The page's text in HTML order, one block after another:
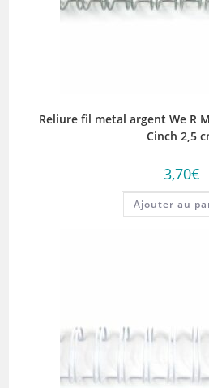
Reliure fil metal argent We R
Cinch 2,5
3,70€
Ajouter au